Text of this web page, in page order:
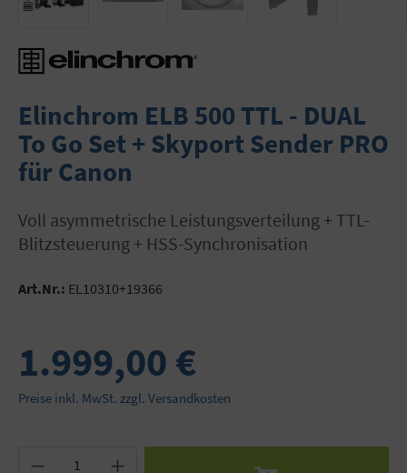
Elinchrom ELB 500 TTL - DUAL
To Go Set + Skyport Sender PRO
für Canon
voll asymmetrische Leistungsverteilung + TTL-
Blitzsteuerung + HSS-Synchronisation
Art.Nr.: EL10310+19366
1.999,00 €
Preise inkl. MwSt. zzgl. Versandkosten
Produkt Anzahl: Gib den gewünschten Wert